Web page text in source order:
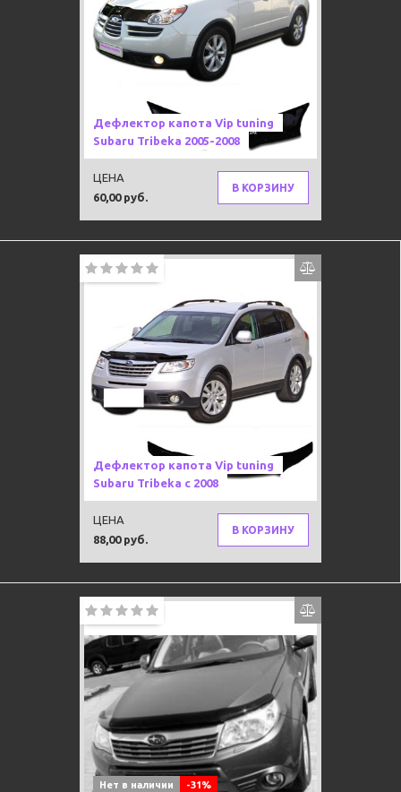
Дефлектор капота Vip tuning
Subaru Tribeka 2005-2008
60,00 руб.
ЦЕНА
В КОРЗИНУ
Дефлектор капота Vip tuning
Subaru Tribeka c 2008
88,00 руб.
ЦЕНА
В КОРЗИНУ
Нет в наличии -31%